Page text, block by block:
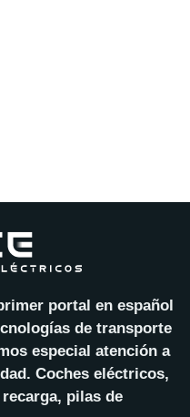
portal en español
de transporte
especial atención a
Coches eléctricos,
pilas de